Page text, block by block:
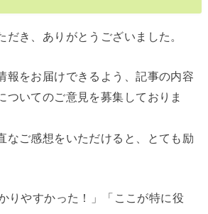
き、ありがとうございました。
報をお届けできるよう、記事の内容
ついてのご意見を募集しておりま
なご感想をいただけると、とても励
りやすかった！」「ここが特に役